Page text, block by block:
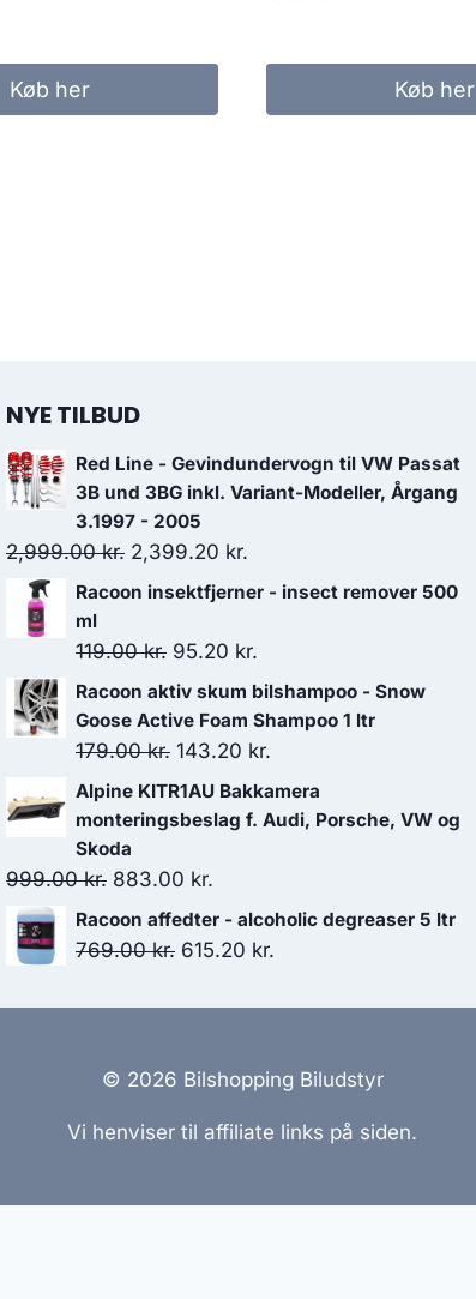
Køb her Køb her
NYE TILBUD
Red Line - Gevindundervogn til VW Passat
3B und 3BG inkl. Variant-Modeller, Årgang
3.1997 - 2005
2,999.00kr. Den
oprindelige
var:
2,999.00 kr..
2,399.20 kr.
aktuelle
er:
2,399.20 kr..
Racoon insektfjerner - insect remover 500
ml
119.00kr. Den
oprindelige
pris
var:
119.00 kr..
95.20 kr.
aktuelle
pris
er:
95.20 kr..
Racoon aktiv skum bilshampoo - Snow
Goose Active Foam Shampoo 1 ltr
179.00kr. Den
oprindelige
pris
179.00 kr..
143.20 kr.
aktuelle
pris
Alpine KITR1AU Bakkamera
monteringsbeslag f. Audi, Porsche, VW og
Skoda
999.00kr. Den
oprindelige
pris
999.00 kr..
883.00 kr.
aktuelle
pris
883.00 kr..
Racoon affedter - alcoholic degreaser 5 ltr
769.00kr. Den
pris
769.00 kr..
615.20 kr.
pris
615.20 kr..
© 2026 Bilshopping Biludstyr
Vi henviser til affiliate links på siden.